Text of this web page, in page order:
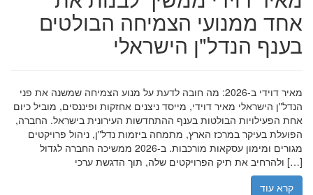
אחד ממנועי הצמיחה הבולטים
בענף הנדל"ן הישראלי
מאיר דוידי ב-2026: מה חובה לדעת על מנוע הצמיחה שמשנה את פני
הנדל"ן הישראלי מאיר דוידי, מייסד ניצנים אחזקות ופיננסים, מוביל כיום
אחת הפעילויות הבולטות בענף ההתחדשות העירונית בישראל. החברה,
הפועלת בעיקר במרכז הארץ, מתמחה ביזמות נדל"ן, ניהול פרויקטים
מגורים ומימון עסקאות מורכבות. ב-2026 ממשיכה החברה לגדול
ולהרחיב את תיק הפרויקטים שלה, תוך הדגשת ערכי […]
קרא עוד